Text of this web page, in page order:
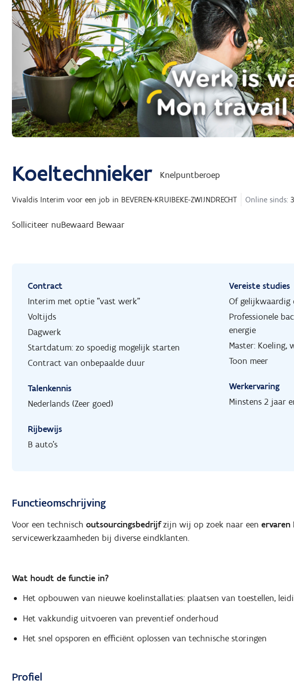
Koeltechnieker Knelpuntberoep
Vivaldis Interim voor een job in BEVEREN-KRUIBEKE-ZWIJNDRECHT Online sinds:
Solliciteer nuBewaard Bewaar
Contract
Interim met optie "vast werk"
Voltijds
Dagwerk
Startdatum: zo spoedig mogelijk starten
Contract van onbepaalde duur
Talenkennis
Nederlands (Zeer goed)
Rijbewijs
B auto's
Vereiste studies
Of
Professionele
energie
Master: Koeling,
Toon meer
Werkervaring
Minstens 2 jaar
Functieomschrijving
Voor een technisch outsourcingsbedrijfzijn wij op zoek naar een ervaren
servicewerkzaamheden bij diverse eindklanten.
Wat houdt de functie in?
Het opbouwen van nieuwe koelinstallaties: plaatsen van toestellen,
Het vakkundig uitvoeren van preventief onderhoud
Het snel opsporen en efficiënt oplossen van technische storingen
Profiel